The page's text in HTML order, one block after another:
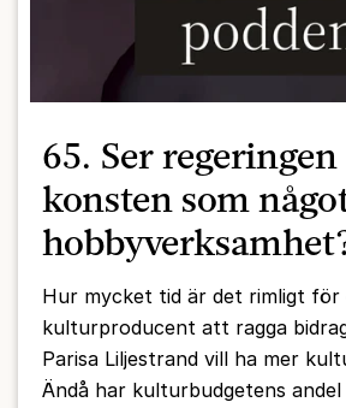
65. Ser regeringen
konsten som
Hur mycket tid är det rimligt för
kulturproducent att ragga
Parisa Liljestrand vill ha mer
Ändå har kulturbudgetens andel